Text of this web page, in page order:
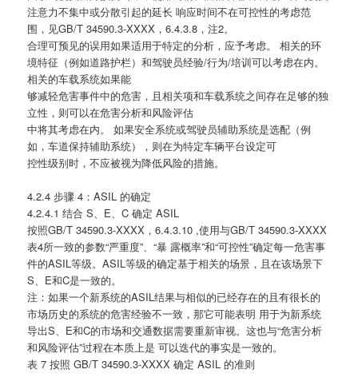
注意力不集中或分散引起的延长 响应时间不在可控性的考虑范
围，见GB/T 34590.3-XXXX，6.4.3.8，注2。
合理可预见的误用如果适用于特定的分析，应予考虑。 相关的环
境特征（例如道路护栏）和驾驶员经验/行为/培训可以考虑在内。
相关的车载系统如果能
够减轻危害事件中的危害，且相关项和车载系统之间存在足够的独
立性，则可以在危害分析和风险评估
中将其考虑在内。 如果安全系统或驾驶员辅助系统是选配（例
如，车道保持辅助系统），则在为特定车辆平台设定可
控性级别时，不应被视为降低风险的措施。
4.2.4 步骤 4：ASIL 的确定
4.2.4.1 结合 S、E、C 确定 ASIL
按照GB/T 34590.3-XXXX，6.4.3.10 ,使用与GB/T 34590.3-XXXX
表4所一致的参数“严重度”、“暴 露概率”和“可控性”确定每一危害事
件的ASIL等级。ASIL等级的确定基于相关的场景，且在该场景下
S、E和C是一致的。
注：如果一个新系统的ASIL结果与相似的已经存在的且有很长的
市场历史的系统的危害经验不一致，那它可能表明 用于为新系统
导出S、E和C的市场和交通数据需要重新审视。这也与“危害分析
和风险评估”过程在本质上是 可以迭代的事实是一致的。
表 7 按照 GB/T 34590.3-XXXX 确定 ASIL 的准则